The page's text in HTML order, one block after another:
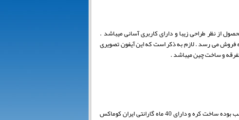
بالا میباشد . این محصول از نظر طراحی زیبا و دارای کاربری آسانی میباشد .
فروش می رسد . لازم به ذکر است که این آیفون تصویری
و ساخت چین میباشد .
این سری پنل های دربازکن که دارای شاشی زنگ در هر ردیف دو تایی میباشد و لنز آن رنگی دید شب بوده ساخت کره و دارای 40 ماه گارانتی ایران کوماکس